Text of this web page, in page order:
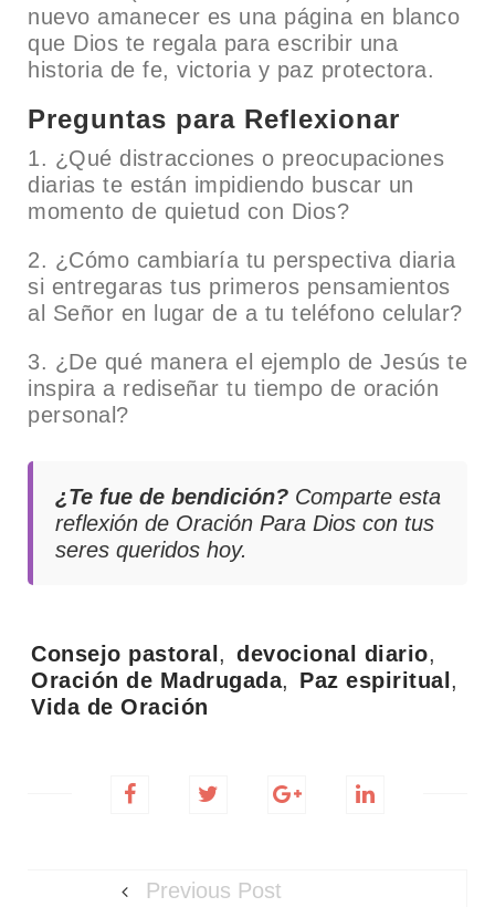
nuevo amanecer es una página en blanco
que Dios te regala para escribir una
historia de fe, victoria y paz protectora.
Preguntas para Reflexionar
1. ¿Qué distracciones o preocupaciones
diarias te están impidiendo buscar un
momento de quietud con Dios?
2. ¿Cómo cambiaría tu perspectiva diaria
si entregaras tus primeros pensamientos
al Señor en lugar de a tu teléfono celular?
3. ¿De qué manera el ejemplo de Jesús te
inspira a rediseñar tu tiempo de oración
personal?
¿Te fue de bendición? Comparte esta
reflexión de Oración Para Dios con tus
seres queridos hoy.
Tags:
Consejo pastoral , devocional diario,
Oración de Madrugada, Paz espiritual ,
Vida de Oración
Previous Post